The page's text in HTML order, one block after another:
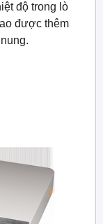
độ trong lò
được thêm